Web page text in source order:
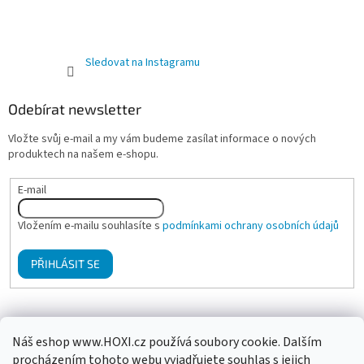
Náš eshop www.HOXI.cz používá soubory cookie. Dalším
procházením tohoto webu vyjadřujete souhlas s jejich
Sledovat na Instagramu
Odebírat newsletter
Vložte svůj e-mail a my vám budeme zasílat informace o nových
produktech na našem e-shopu.
E-mail
Vložením e-mailu souhlasíte s podmínkami ochrany osobních údajů
PŘIHLÁSIT SE